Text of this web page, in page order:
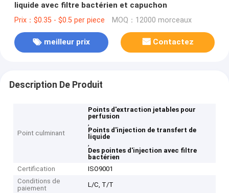
liquide avec filtre bactérien et capuchon
Prix：$0.35 - $0.5 per piece MOQ：12000 morceaux
meilleur prix Contactez
Description De Produit
Point culminant
Points d'extraction jetables pour
perfusion
,
Points d'injection de transfert de
liquide
,
Des pointes d'injection avec filtre
bactérien
Certification
ISO9001
Conditions de
paiement
L/C, T/T